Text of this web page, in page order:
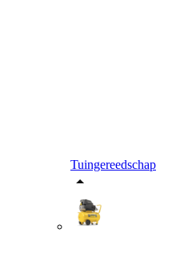
Tuingereedschap